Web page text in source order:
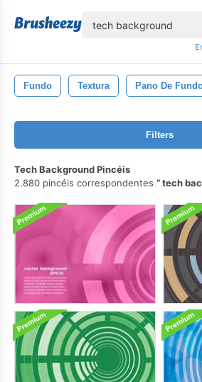
Fundo Textura Pano De
Filters
Tech Background Pincéis
2.880 pincéis correspondentes
tech